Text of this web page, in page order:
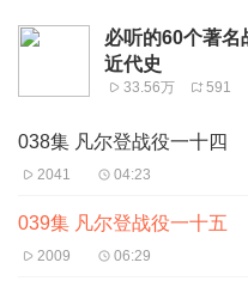
必听的60个著名
近代史
33.56万 591
038集 凡尔登战役一十四
2041 04:23
039集 凡尔登战役一十五
2009 06:29